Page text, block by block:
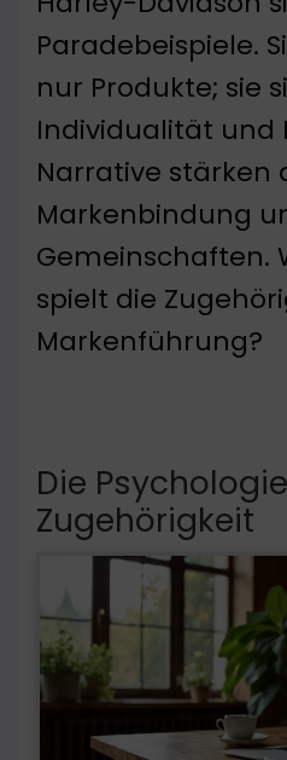
Paradebeispiele.
nur Produkte; sie
Individualität und
Narrative stärken
Markenbindung
Gemeinschaften.
spielt die
Markenführung?
Die
Zugehörigkeit